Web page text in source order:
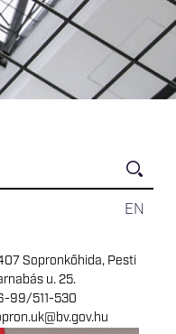
EN
Sopronkőhida, Pesti
u. 25.
99/511-530